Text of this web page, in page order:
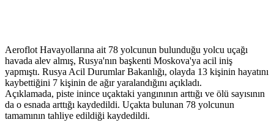
Aeroflot Havayollarına ait 78 yolcunun bulunduğu yolcu uçağı
havada alev almış, Rusya'nın başkenti Moskova'ya acil iniş
yapmıştı. Rusya Acil Durumlar Bakanlığı, olayda 13 kişinin hayatını
kaybettiğini 7 kişinin de ağır yaralandığını açıkladı.
Açıklamada, piste inince uçaktaki yangınının arttığı ve ölü sayısının
da o esnada arttığı kaydedildi. Uçakta bulunan 78 yolcunun
tamamının tahliye edildiği kaydedildi.